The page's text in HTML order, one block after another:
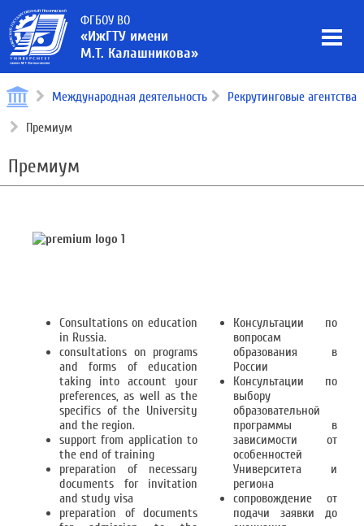
ФГБОУ ВО
«ИжГТУ имени
М.Т. Калашникова»
Международная деятельность Рекрутинговые агентства
Премиум
Премиум
Consultations on education
in Russia.
consultations on programs
and forms of education
taking into account your
preferences, as well as the
specifics of the University
and the region.
support from application to
the end of training
preparation of necessary
documents for invitation
and study visa
preparation of documents
Консультации по
вопросам
образования в
России
Консультации по
выбору
образовательной
программы в
зависимости от
особенностей
Университета и
региона
сопровождение от
подачи заявки до